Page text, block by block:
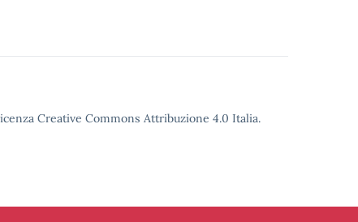
Creative Commons Attribuzione 4.0 Italia.